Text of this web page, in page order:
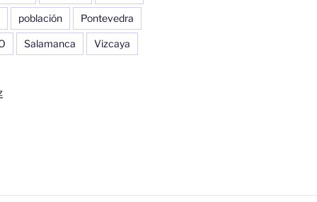
población Pontevedra
Salamanca Vizcaya